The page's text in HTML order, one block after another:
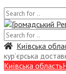
Київська
кур’єрська
Київська область